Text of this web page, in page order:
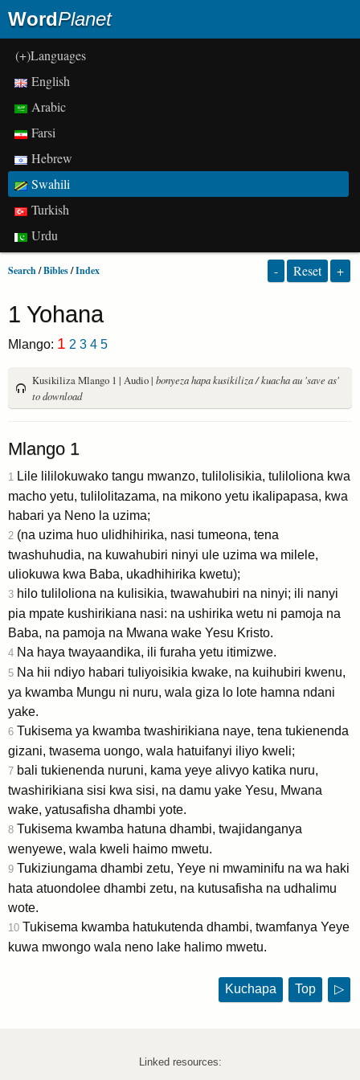
WordPlanet
(+)Languages
English
Arabic
Farsi
Hebrew
Swahili
Turkish
Urdu
Search/Bibles/Index - Reset +
1 Yohana
Mlango: 1 2 3 4 5
Kusikiliza Mlango 1 | Audio | bonyeza hapa kusikiliza / kuacha au 'save as'
to download
Mlango 1
1 Lile lililokuwako tangu mwanzo, tulilolisikia, tuliloliona kwa
macho yetu, tulilolitazama, na mikono yetu ikalipapasa, kwa
habari ya Neno la uzima;
2 (na uzima huo ulidhihirika, nasi tumeona, tena
twashuhudia, na kuwahubiri ninyi ule uzima wa milele,
uliokuwa kwa Baba, ukadhihirika kwetu);
3 hilo tuliloliona na kulisikia, twawahubiri na ninyi; ili nanyi
pia mpate kushirikiana nasi: na ushirika wetu ni pamoja na
Baba, na pamoja na Mwana wake Yesu Kristo.
4 Na haya twayaandika, ili furaha yetu itimizwe.
5 Na hii ndiyo habari tuliyoisikia kwake, na kuihubiri kwenu,
ya kwamba Mungu ni nuru, wala giza lo lote hamna ndani
yake.
6 Tukisema ya kwamba twashirikiana naye, tena tukienenda
gizani, twasema uongo, wala hatuifanyi iliyo kweli;
7 bali tukienenda nuruni, kama yeye alivyo katika nuru,
twashirikiana sisi kwa sisi, na damu yake Yesu, Mwana
wake, yatusafisha dhambi yote.
8 Tukisema kwamba hatuna dhambi, twajidanganya
wenyewe, wala kweli haimo mwetu.
9 Tukiziungama dhambi zetu, Yeye ni mwaminifu na wa haki
hata atuondolee dhambi zetu, na kutusafisha na udhalimu
wote.
10 Tukisema kwamba hatukutenda dhambi, twamfanya Yeye
kuwa mwongo wala neno lake halimo mwetu.
Kuchapa Top ▷
Linked resources: